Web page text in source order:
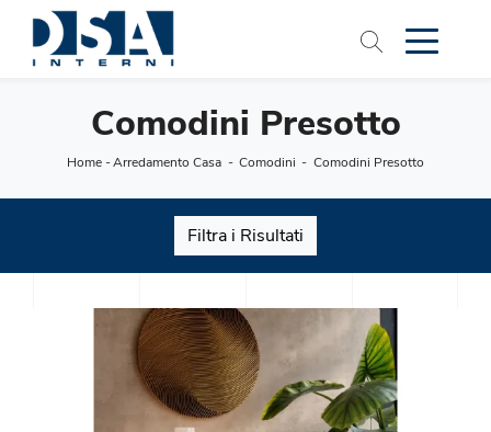
Comodini Presotto
Home-Arredamento Casa - Comodini - Comodini Presotto
Filtra i Risultati